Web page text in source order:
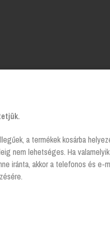
a termékek kosárba
nem lehetséges. Ha valamelyik
iránta, akkor a telefonos és e-